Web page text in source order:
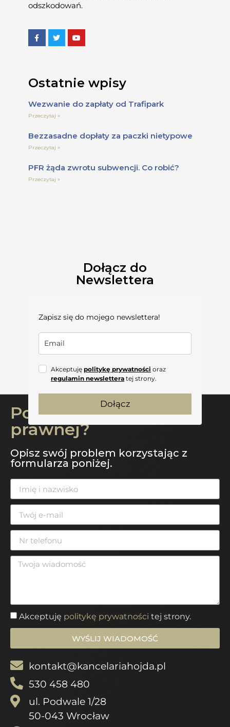
odszkodowań.
Ostatnie wpisy
Wezwanie do zapłaty od Trafipark
Przeczytaj »
Bezzasadne dopłaty za paczki nietypowe
Przeczytaj »
PFR żąda zwrotu subwencji. Co robić?
Przeczytaj »
Dołącz do
Newslettera
Zapisz się do mojego newslettera!
Akceptuję politykę prywatności oraz
regulamin newslettera tej strony.
Dołącz
kontakt@kancelariahojda.pl
530 458 480
ul. Podwale 1/28
50-043 Wrocław
Potrzebujesz pomocy
prawnej?
Opisz swój problem korzystając z
formularza poniżej.
Akceptuję politykę prywatności tej strony.
WYŚLIJ WIADOMOŚĆ